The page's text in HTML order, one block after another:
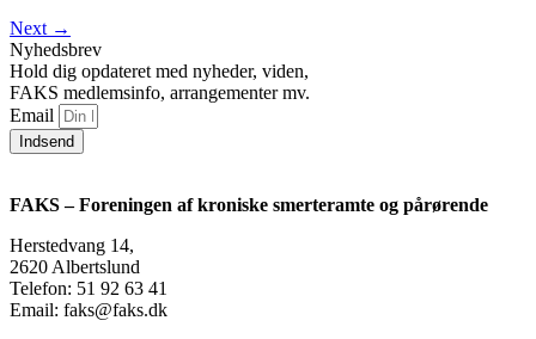
Next →
Nyhedsbrev
Hold dig opdateret med nyheder, viden,
FAKS medlemsinfo, arrangementer mv.
Email
Indsend
FAKS – Foreningen af kroniske smerteramte og pårørende
Herstedvang 14,
2620 Albertslund
Telefon: 51 92 63 41
Email: faks@faks.dk